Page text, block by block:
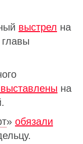
выстрел на
выставлены на
» обязали